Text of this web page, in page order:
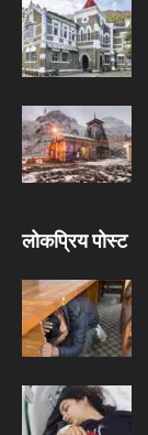
लोकप्रिय पोस्ट